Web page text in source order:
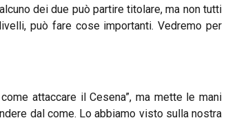
dei due può partire titolare, ma non tutti
può fare cose importanti. Vedremo per
attaccare il Cesena”, ma mette le mani
dal come. Lo abbiamo visto sulla nostra